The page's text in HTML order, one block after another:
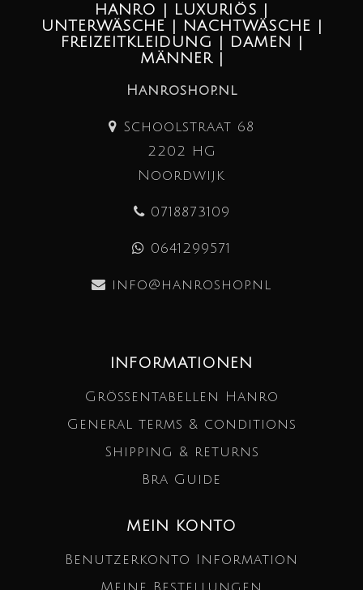
HANRO | LUXURIÖS |
UNTERWÄSCHE | NACHTWÄSCHE |
FREIZEITKLEIDUNG | DAMEN |
MÄNNER |
Hanroshop.nl
Schoolstraat 68
2202 HG
Noordwijk
0718873109
0641299571
info@hanroshop.nl
INFORMATIONEN
Größentabellen Hanro
General terms & conditions
Shipping & returns
Bra Guide
MEIN KONTO
Benutzerkonto Information